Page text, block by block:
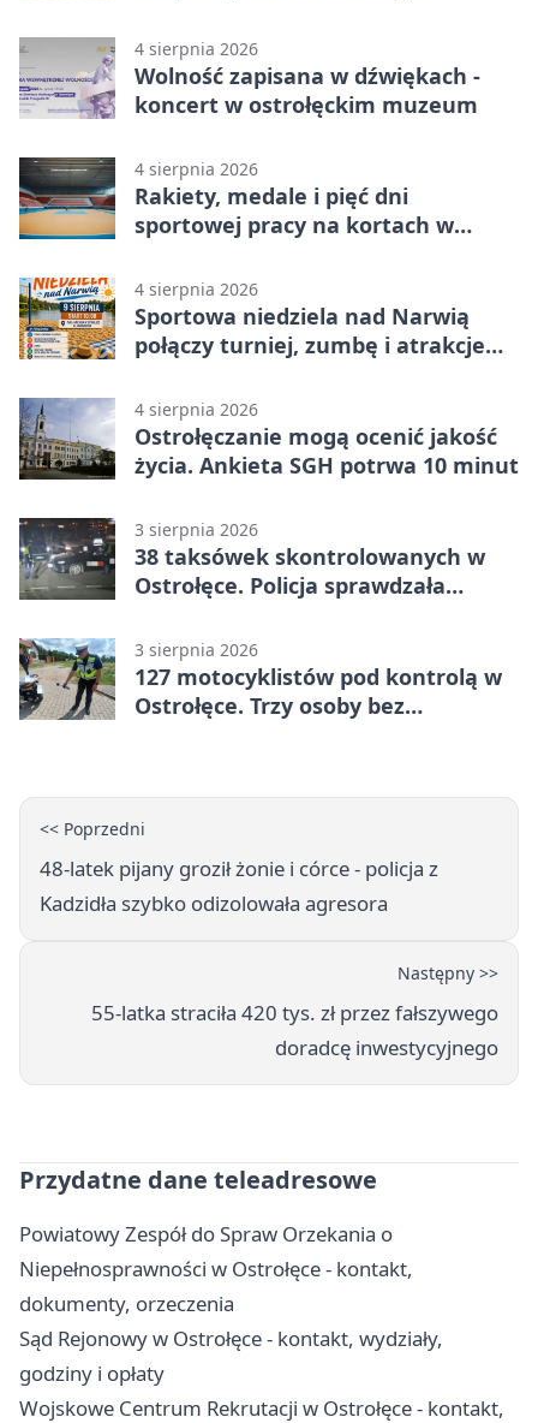
4 sierpnia 2026
Wolność zapisana w dźwiękach -
koncert w ostrołęckim muzeum
4 sierpnia 2026
Rakiety, medale i pięć dni
sportowej pracy na kortach w
4 sierpnia 2026
Sportowa niedziela nad Narwią
połączy turniej, zumbę i atrakcje
4 sierpnia 2026
Ostrołęczanie mogą ocenić jakość
życia. Ankieta SGH potrwa 10 minut
3 sierpnia 2026
38 taksówek skontrolowanych w
Ostrołęce. Policja sprawdzała
3 sierpnia 2026
127 motocyklistów pod kontrolą w
Ostrołęce. Trzy osoby bez
<< Poprzedni
48-latek pijany groził żonie i córce - policja z
Kadzidła szybko odizolowała agresora
Następny >>
55-latka straciła 420 tys. zł przez fałszywego
doradcę inwestycyjnego
Przydatne dane teleadresowe
Powiatowy Zespół do Spraw Orzekania o
Niepełnosprawności w Ostrołęce - kontakt,
dokumenty, orzeczenia
Sąd Rejonowy w Ostrołęce - kontakt, wydziały,
godziny i opłaty
Wojskowe Centrum Rekrutacji w Ostrołęce - kontakt,